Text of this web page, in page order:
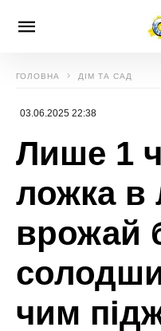
ГОЛОВНА ДІМ ТА САД
03.06.2025 22:38
Лише 1
ложка в
врожай
чим